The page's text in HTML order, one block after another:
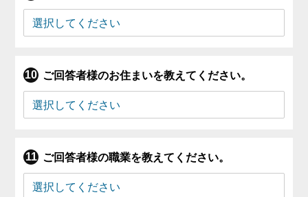
ご回答者様のお住まいを教えてください。
ご回答者様の職業を教えてください。